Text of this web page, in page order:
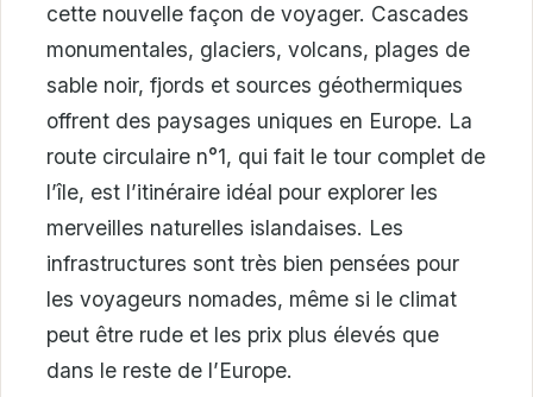
cette nouvelle façon de voyager. Cascades
monumentales, glaciers, volcans, plages de
sable noir, fjords et sources géothermiques
offrent des paysages uniques en Europe. La
route circulaire n°1, qui fait le tour complet de
l’île, est l’itinéraire idéal pour explorer les
merveilles naturelles islandaises. Les
infrastructures sont très bien pensées pour
les voyageurs nomades, même si le climat
peut être rude et les prix plus élevés que
dans le reste de l’Europe.